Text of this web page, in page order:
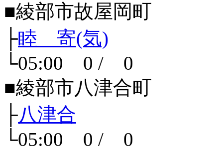
■綾部市故屋岡町
├睦 寄(気)
└05:00 0 / 0
■綾部市八津合町
├八津合
└05:00 0 / 0